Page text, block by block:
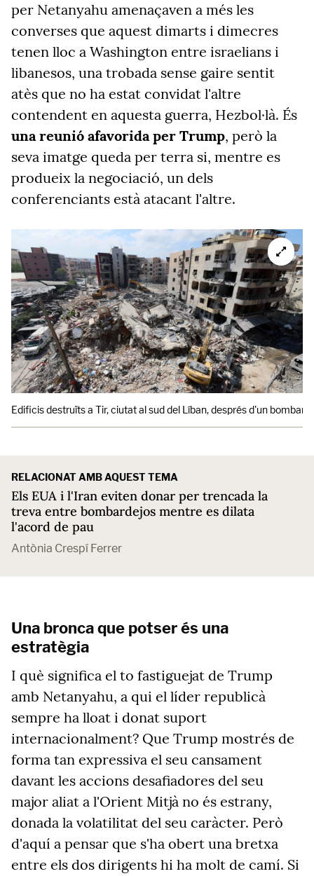
per Netanyahu amenaçaven a més les
converses que aquest dimarts i dimecres
tenen lloc a Washington entre israelians i
libanesos, una trobada sense gaire sentit
atès que no ha estat convidat l'altre
contendent en aquesta guerra, Hezbol·là. És
una reunió afavorida per Trump, però la
seva imatge queda per terra si, mentre es
produeix la negociació, un dels
conferenciants està atacant l'altre.
Edificis destruïts a Tir, ciutat al sud del Líban, després d'un
RELACIONAT AMB AQUEST TEMA
Els EUA i l'Iran eviten donar per trencada la
treva entre bombardejos mentre es dilata
l'acord de pau
Antònia Crespí Ferrer
Una bronca que potser és una
estratègia
I què significa el to fastiguejat de Trump
amb Netanyahu, a qui el líder republicà
sempre ha lloat i donat suport
internacionalment? Que Trump mostrés de
forma tan expressiva el seu cansament
davant les accions desafiadores del seu
major aliat a l'Orient Mitjà no és estrany,
donada la volatilitat del seu caràcter. Però
d'aquí a pensar que s'ha obert una bretxa
entre els dos dirigents hi ha molt de camí. Si